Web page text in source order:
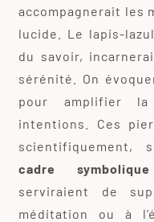
accompagnerait les
lucide. Le lapis-
du savoir,
sérénité. On
pour amplifier
intentions. Ces
scientifiquement,
cadre symbolique
serviraient de
méditation ou à